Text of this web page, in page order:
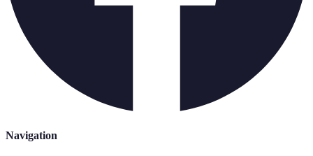
Navigation